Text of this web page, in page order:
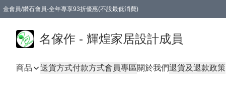
金會員/鑽石會員-全年專享93折優惠(不設最低消費)
名傢作 - 輝煌家居設計成員
商品 送貨方式付款方式會員專區關於我們退貨及退款政策